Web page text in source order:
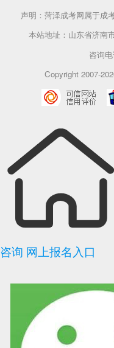
声明：菏泽成考网属于成
本站地址：山东省济南
咨询
Copyright 2007-
咨询 网上报名入口